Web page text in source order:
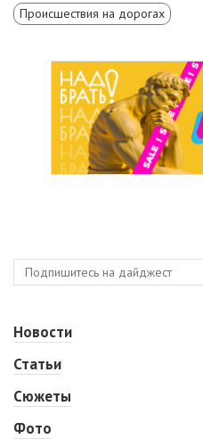
Происшествия на дорогах
Новости
Статьи
Сюжеты
Фото